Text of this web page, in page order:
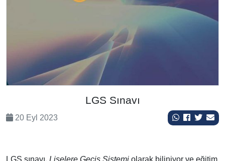
LGS Sınavı
20 Eyl 2023
LGS sınavı, Liselere Geçiş Sistemi olarak biliniyor ve eğitim